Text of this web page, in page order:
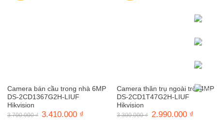
Camera bán cầu trong nhà 6MP
DS-2CD1367G2H-LIUF
Hikvision
3.700.000₫ Giá
3.410.000 ₫
Camera thân trụ ngoài trời 4MP
DS-2CD1T47G2H-LIUF
Hikvision
3.300.000₫
Giá
2.990.000 ₫